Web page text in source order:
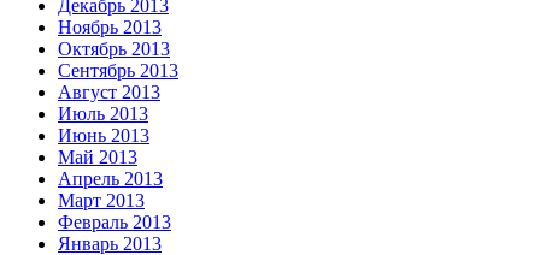
Декабрь 2013
Ноябрь 2013
Октябрь 2013
Сентябрь 2013
Август 2013
Июль 2013
Июнь 2013
Май 2013
Апрель 2013
Март 2013
Февраль 2013
Январь 2013